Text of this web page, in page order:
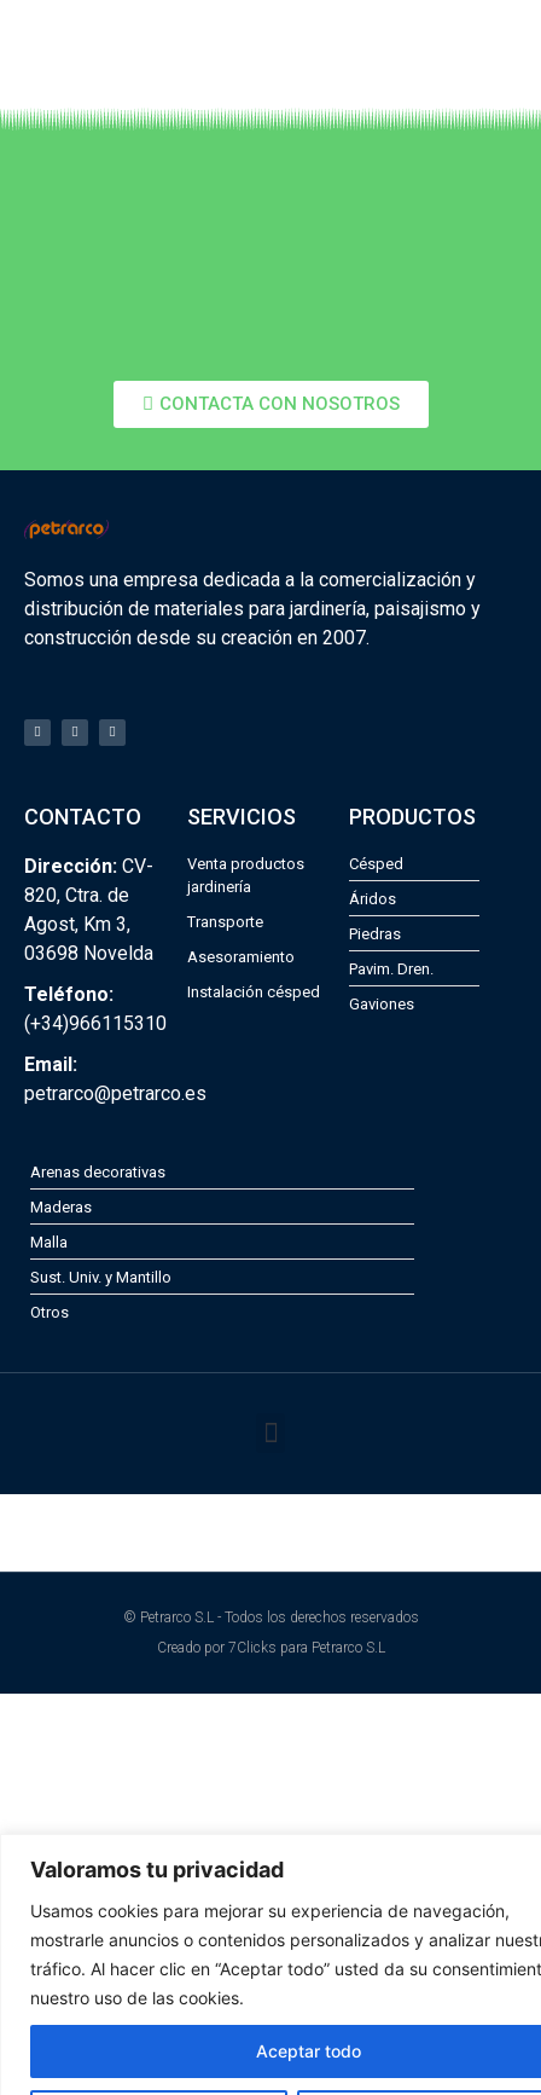
Valoramos tu privacidad
Usamos cookies para mejorar su experiencia de navegación,
mostrarle anuncios o contenidos personalizados y analizar
tráfico. Al hacer clic en “Aceptar todo” usted da su
nuestro uso de las cookies.
Aceptar todo
CONTACTA CON NOSOTROS
Somos una empresa dedicada a la comercialización y
distribución de materiales para jardinería, paisajismo y
construcción desde su creación en 2007.
CONTACTO
Dirección: CV-
820, Ctra. de
Agost, Km 3,
03698 Novelda
Teléfono:
(+34)966115310
Email:
petrarco@petrarco.es
SERVICIOS
Venta productos
jardinería
Transporte
Asesoramiento
Instalación césped
PRODUCTOS
Césped
Áridos
Piedras
Pavim. Dren.
Gaviones
Arenas decorativas
Maderas
Malla
Sust. Univ. y Mantillo
Otros
© Petrarco S.L - Todos los derechos reservados
Creado por 7Clicks para Petrarco S.L